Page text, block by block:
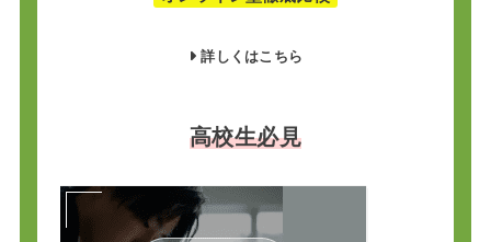
詳しくはこちら
高校生必見